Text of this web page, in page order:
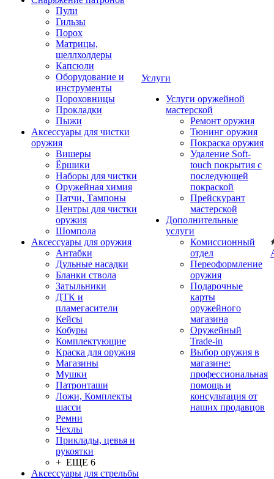
Пули
Гильзы
Порох
Матрицы,
шеллхолдеры
Капсюли
Оборудование и
инструменты
Пороховницы
Прокладки
Пыжи
Аксессуары для чистки
оружия
Вишеры
Ёршики
Наборы для чистки
Оружейная химия
Патчи, Тампоны
Центры для чистки
оружия
Шомпола
Аксессуары для оружия
Антабки
Дульные насадки
Бланки ствола
Затыльники
ДТК и
пламегасители
Кейсы
Кобуры
Комплектующие
Краска для оружия
Магазины
Мушки
Патронташи
Ложи, Комплекты
шасси
Ремни
Чехлы
Приклады, цевья и
рукоятки
+ ЕЩЕ 6
Аксессуары для стрельбы
Услуги
Услуги оружейной
мастерской
Ремонт оружия
Тюнинг оружия
Покраска оружия
Удаление Soft-
touch покрытия с
последующей
покраской
Прейскурант
мастерской
Дополнительные
услуги
Комиссионный
отдел
Переоформление
оружия
Подарочные
карты
оружейного
магазина
Оружейный
Trade-in
Выбор оружия в
магазине:
профессиональная
помощь и
консультация от
наших продавцов